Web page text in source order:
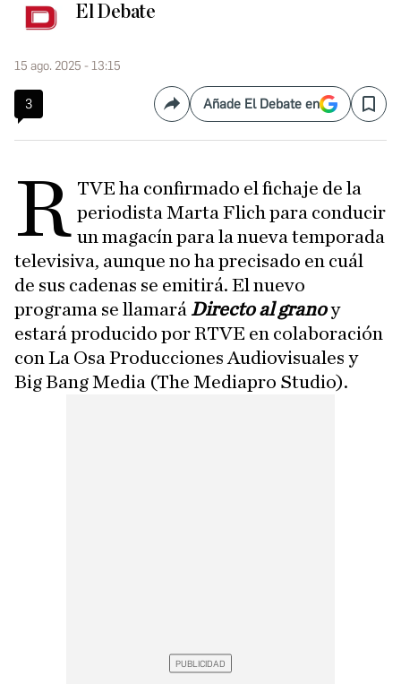
El Debate
15 ago. 2025 - 13:15
3 CompartirAñade El Debate en Save
R TVE ha confirmado el fichaje de la
periodista Marta Flich para conducir
un magacín para la nueva temporada
televisiva, aunque no ha precisado en cuál
de sus cadenas se emitirá. El nuevo
programa se llamará Directo al granoy
estará producido por RTVE en colaboración
con La Osa Producciones Audiovisuales y
Big Bang Media (The Mediapro Studio).